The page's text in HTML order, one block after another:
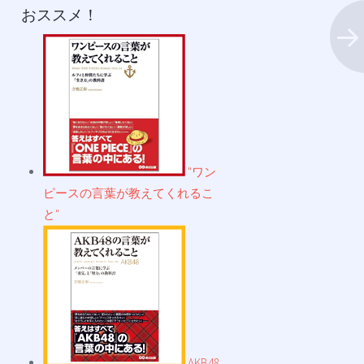
おススメ！
"ワン
ピースの言葉が教えてくれるこ
と"